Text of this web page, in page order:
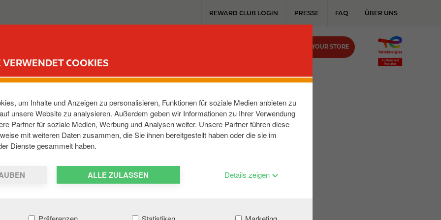
VERWENDET COOKIES
um Inhalte und Anzeigen zu personalisieren, Funktionen für soziale Medien anbieten zu
unsere Website zu analysieren. Außerdem geben wir Informationen zu Ihrer Verwendung
Partner für soziale Medien, Werbung und Analysen weiter. Unsere Partner führen diese
mit weiteren Daten zusammen, die Sie ihnen bereitgestellt haben oder die sie im
Dienste gesammelt haben.
ALLE ZULASSEN Details zeigen
u
REWARD CLUB LOGIN PRESSE FAQ ÜBER UNS
FIND YOUR STORE
WEST
,DE